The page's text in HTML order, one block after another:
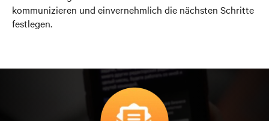
kommunizieren und einvernehmlich die nächsten Schritte
festlegen.